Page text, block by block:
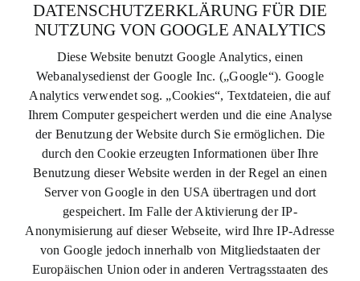
DATENSCHUTZERKLÄRUNG FÜR DIE
NUTZUNG VON GOOGLE ANALYTICS
Diese Website benutzt Google Analytics, einen
Webanalysedienst der Google Inc. („Google“). Google
Analytics verwendet sog. „Cookies“, Textdateien, die auf
Ihrem Computer gespeichert werden und die eine Analyse
der Benutzung der Website durch Sie ermöglichen. Die
durch den Cookie erzeugten Informationen über Ihre
Benutzung dieser Website werden in der Regel an einen
Server von Google in den USA übertragen und dort
gespeichert. Im Falle der Aktivierung der IP-
Anonymisierung auf dieser Webseite, wird Ihre IP-Adresse
von Google jedoch innerhalb von Mitgliedstaaten der
Europäischen Union oder in anderen Vertragsstaaten des